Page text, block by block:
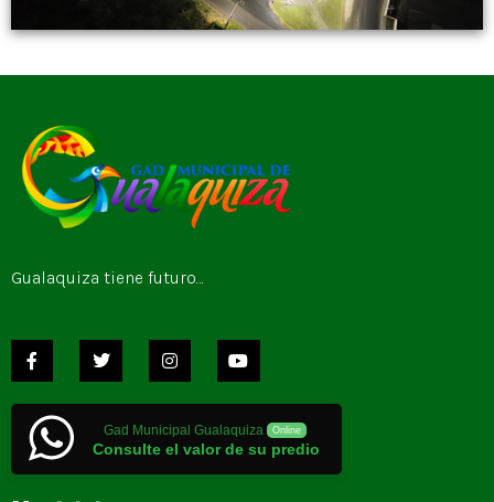
Gualaquiza tiene futuro…
Gad Municipal Gualaquiza Online
Consulte el valor de su predio